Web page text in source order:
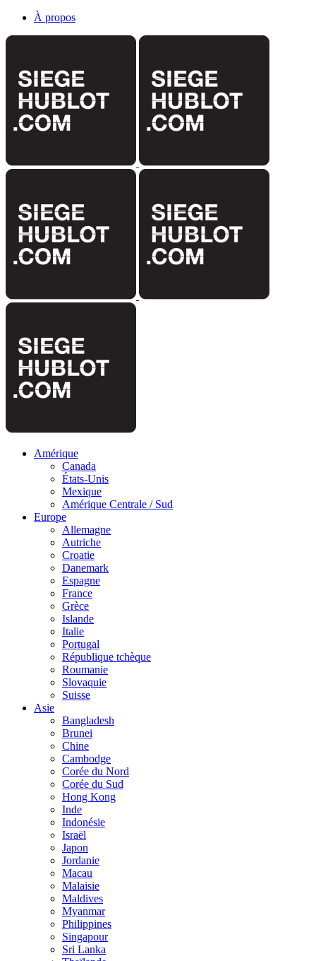
À propos
Amérique
Canada
États-Unis
Mexique
Amérique Centrale / Sud
Europe
Allemagne
Autriche
Croatie
Danemark
Espagne
France
Grèce
Islande
Italie
Portugal
République tchèque
Roumanie
Slovaquie
Suisse
Asie
Bangladesh
Brunei
Chine
Cambodge
Corée du Nord
Corée du Sud
Hong Kong
Inde
Indonésie
Israël
Japon
Jordanie
Macau
Malaisie
Maldives
Myanmar
Philippines
Singapour
Sri Lanka